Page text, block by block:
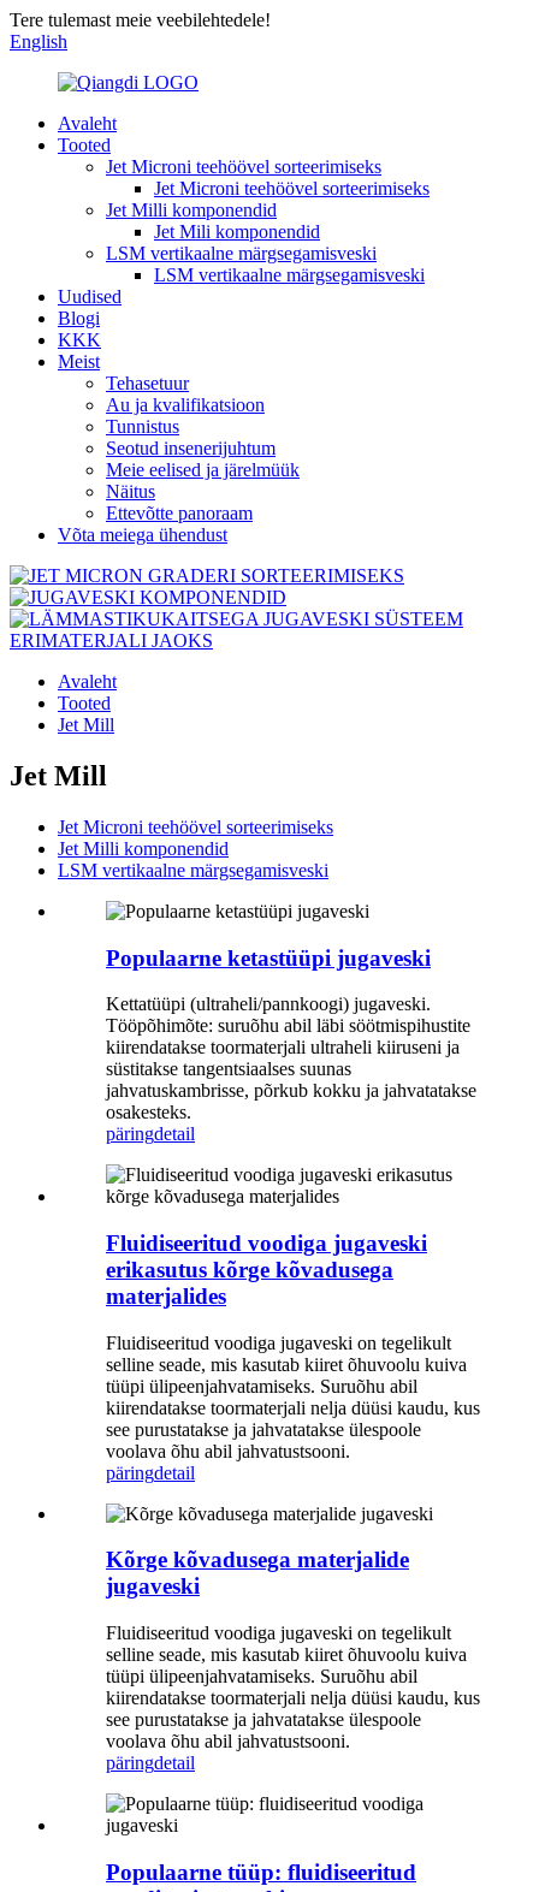
Tere tulemast meie veebilehtedele!
English
Avaleht
Tooted
Jet Microni teehöövel sorteerimiseks
Jet Microni teehöövel sorteerimiseks
Jet Milli komponendid
Jet Mili komponendid
LSM vertikaalne märgsegamisveski
LSM vertikaalne märgsegamisveski
Uudised
Blogi
KKK
Meist
Tehasetuur
Au ja kvalifikatsioon
Tunnistus
Seotud insenerijuhtum
Meie eelised ja järelmüük
Näitus
Ettevõtte panoraam
Võta meiega ühendust
Avaleht
Tooted
Jet Mill
Jet Mill
Jet Microni teehöövel sorteerimiseks
Jet Milli komponendid
LSM vertikaalne märgsegamisveski
Populaarne ketastüüpi jugaveski
Kettatüüpi (ultraheli/pannkoogi) jugaveski.
Tööpõhimõte: suruõhu abil läbi söötmispihustite
kiirendatakse toormaterjali ultraheli kiiruseni ja
süstitakse tangentsiaalses suunas
jahvatuskambrisse, põrkub kokku ja jahvatatakse
osakesteks.
päringdetail
Fluidiseeritud voodiga jugaveski
erikasutus kõrge kõvadusega
materjalides
Fluidiseeritud voodiga jugaveski on tegelikult
selline seade, mis kasutab kiiret õhuvoolu kuiva
tüüpi ülipeenjahvatamiseks. Suruõhu abil
kiirendatakse toormaterjali nelja düüsi kaudu, kus
see purustatakse ja jahvatatakse ülespoole
voolava õhu abil jahvatustsooni.
päringdetail
Kõrge kõvadusega materjalide
jugaveski
Fluidiseeritud voodiga jugaveski on tegelikult
selline seade, mis kasutab kiiret õhuvoolu kuiva
tüüpi ülipeenjahvatamiseks. Suruõhu abil
kiirendatakse toormaterjali nelja düüsi kaudu, kus
see purustatakse ja jahvatatakse ülespoole
voolava õhu abil jahvatustsooni.
päringdetail
Populaarne tüüp: fluidiseeritud